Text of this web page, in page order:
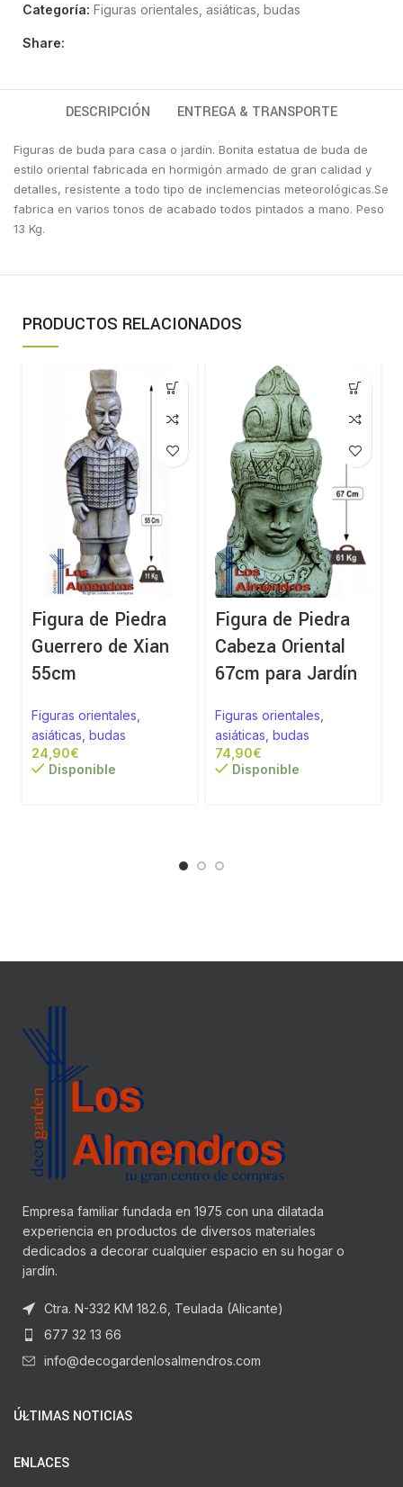
Categoría: Figuras orientales, asiáticas, budas
Share:
DESCRIPCIÓN ENTREGA & TRANSPORTE
Figuras de buda para casa o jardín. Bonita estatua de buda de
estilo oriental fabricada en hormigón armado de gran calidad y
detalles, resistente a todo tipo de inclemencias meteorológicas.Se
fabrica en varios tonos de acabado todos pintados a mano. Peso
13 Kg.
PRODUCTOS RELACIONADOS
Figura de Piedra
Guerrero de Xian
55cm
Figuras orientales,
asiáticas, budas
€
Disponible
Figura de Piedra
Cabeza Oriental
67cm para Jardín
Figuras orientales,
asiáticas, budas
€
Disponible
Empresa familiar fundada en 1975 con una dilatada
experiencia en productos de diversos materiales
dedicados a decorar cualquier espacio en su hogar o
jardín.
Ctra. N-332 KM 182.6, Teulada (Alicante)
677 32 13 66
info@decogardenlosalmendros.com
ÚLTIMAS NOTICIAS
ENLACES